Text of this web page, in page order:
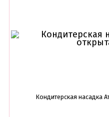
Кондитерская насадка